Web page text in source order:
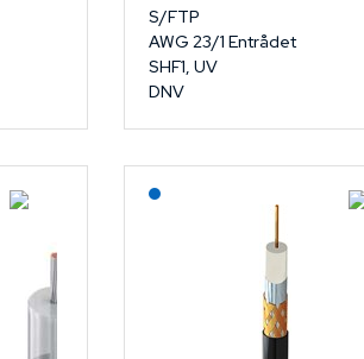
S/FTP
AWG 23/1 Entrådet
SHF1, UV
DNV